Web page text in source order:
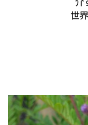
介
世